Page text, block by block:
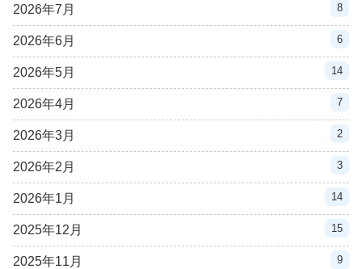
2026年7月 8
2026年6月 6
2026年5月 14
2026年4月 7
2026年3月 2
2026年2月 3
2026年1月 14
2025年12月 15
2025年11月 9